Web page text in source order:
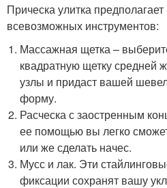
Прическа улитка
всевозможных инструментов:
Массажная щетка –
квадратную щетку средней
узлы и придаст вашей
форму.
Расческа с заостренным
ее помощью вы легко
или же сделать начес.
Мусс и лак. Эти
фиксации сохранят вашу